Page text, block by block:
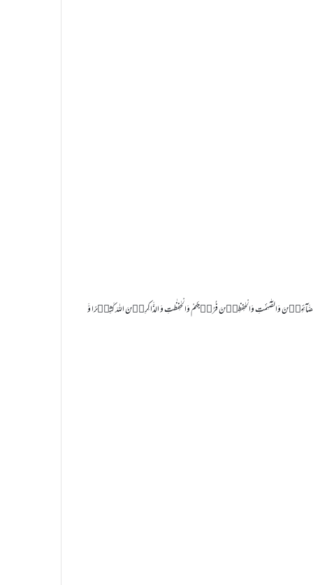
وَالصّٰٓئِمٰتِ وَالْحٰفِظِیۡنَ فُرُوۡجَہُمْ وَالْحٰفِظٰتِ وَ الذَّاکِرِیۡنَ اللہَ کَثِیۡرًا وَّ